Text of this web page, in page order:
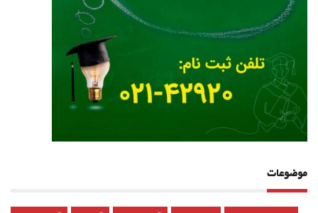
موضوعات